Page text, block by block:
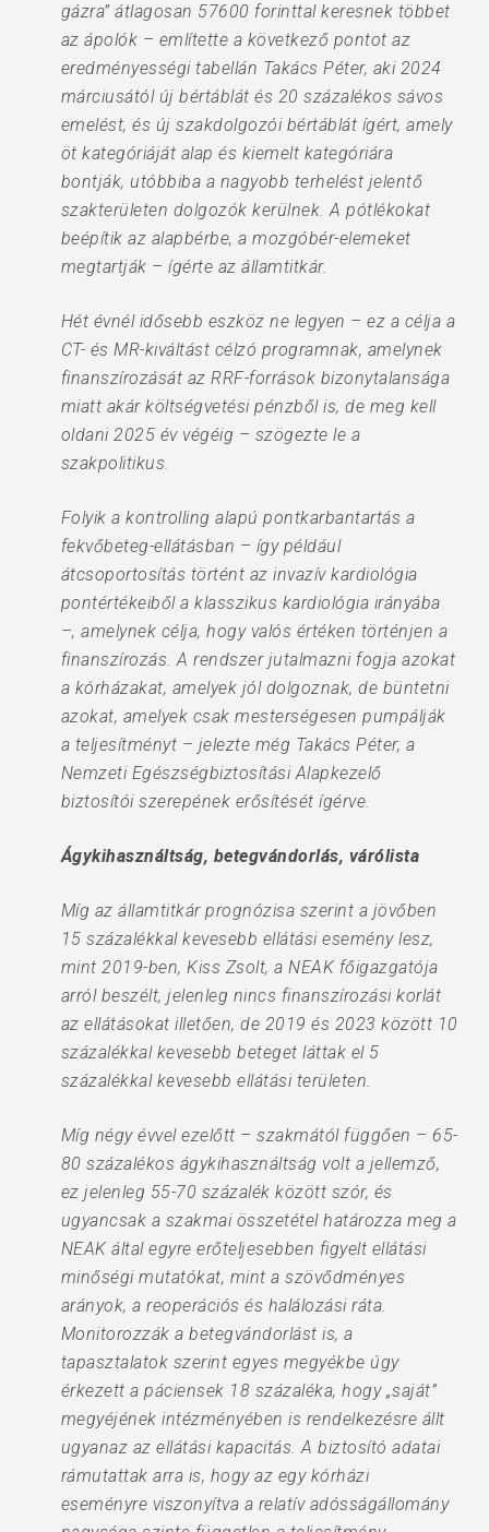
gázra” átlagosan 57600 forinttal keresnek többet
az ápolók – említette a következő pontot az
eredményességi tabellán Takács Péter, aki 2024
márciusától új bértáblát és 20 százalékos sávos
emelést, és új szakdolgozói bértáblát ígért, amely
öt kategóriáját alap és kiemelt kategóriára
bontják, utóbbiba a nagyobb terhelést jelentő
szakterületen dolgozók kerülnek. A pótlékokat
beépítik az alapbérbe, a mozgóbér-elemeket
megtartják – ígérte az államtitkár.
Hét évnél idősebb eszköz ne legyen – ez a célja a
CT- és MR-kiváltást célzó programnak, amelynek
finanszírozását az RRF-források bizonytalansága
miatt akár költségvetési pénzből is, de meg kell
oldani 2025 év végéig – szögezte le a
szakpolitikus.
Folyik a kontrolling alapú pontkarbantartás a
fekvőbeteg-ellátásban – így például
átcsoportosítás történt az invazív kardiológia
pontértékeiből a klasszikus kardiológia irányába
–, amelynek célja, hogy valós értéken történjen a
finanszírozás. A rendszer jutalmazni fogja azokat
a kórházakat, amelyek jól dolgoznak, de büntetni
azokat, amelyek csak mesterségesen pumpálják
a teljesítményt – jelezte még Takács Péter, a
Nemzeti Egészségbiztosítási Alapkezelő
biztosítói szerepének erősítését ígérve.
Ágykihasználtság, betegvándorlás, várólista
Míg az államtitkár prognózisa szerint a jövőben
15 százalékkal kevesebb ellátási esemény lesz,
mint 2019-ben, Kiss Zsolt, a NEAK főigazgatója
arról beszélt, jelenleg nincs finanszírozási korlát
az ellátásokat illetően, de 2019 és 2023 között 10
százalékkal kevesebb beteget láttak el 5
százalékkal kevesebb ellátási területen.
Míg négy évvel ezelőtt – szakmától függően – 65-
80 százalékos ágykihasználtság volt a jellemző,
ez jelenleg 55-70 százalék között szór, és
ugyancsak a szakmai összetétel határozza meg a
NEAK által egyre erőteljesebben figyelt ellátási
minőségi mutatókat, mint a szövődményes
arányok, a reoperációs és halálozási ráta.
Monitorozzák a betegvándorlást is, a
tapasztalatok szerint egyes megyékbe úgy
érkezett a páciensek 18 százaléka, hogy „saját”
megyéjének intézményében is rendelkezésre állt
ugyanaz az ellátási kapacitás. A biztosító adatai
rámutattak arra is, hogy az egy kórházi
eseményre viszonyítva a relatív adósságállomány